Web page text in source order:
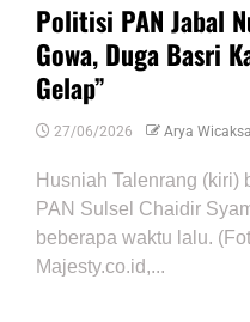
Politisi PAN Jabal
Gowa, Duga Basri
Gelap”
27/06/2026 Arya
Husniah Talenrang (kiri)
PAN Sulsel Chaidir
beberapa waktu lalu.
Majesty.co.id,...